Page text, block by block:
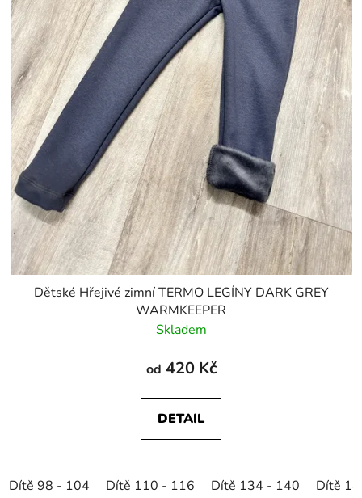
Dětské Hřejivé zimní TERMO LEGÍNY DARK GREY
WARMKEEPER
Skladem
od 420 Kč
DETAIL
Dítě 98 - 104 Dítě 110 - 116 Dítě 134 - 140 Dítě